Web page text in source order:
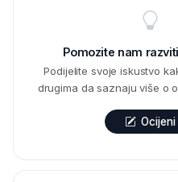
Pomozite nam
Podijelite svoje iskustvo
drugima da saznaju više o
Ocijeni